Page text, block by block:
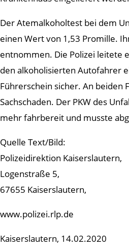
Der Atemalkoholtest bei dem
einen Wert von 1,53 Promille.
entnommen. Die Polizei leitete
den alkoholisierten Autofahrer
Führerschein sicher. An beiden
Sachschaden. Der PKW des
mehr fahrbereit und musste
Quelle Text/Bild:
Polizeidirektion Kaiserslautern,
Logenstraße 5,
67655 Kaiserslautern,
www.polizei.rlp.de
Kaiserslautern, 14.02.2020